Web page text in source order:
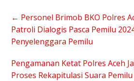
← Personel Brimob BKO Polres
Patroli Dialogis Pasca Pemilu
Penyelenggara Pemilu
Pengamanan Ketat Polres Aceh
Proses Rekapitulasi Suara Pemilu